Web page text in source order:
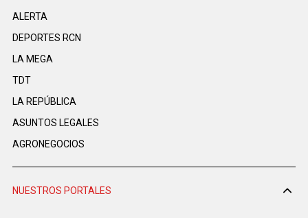
ALERTA
DEPORTES RCN
LA MEGA
TDT
LA REPÚBLICA
ASUNTOS LEGALES
AGRONEGOCIOS
NUESTROS PORTALES